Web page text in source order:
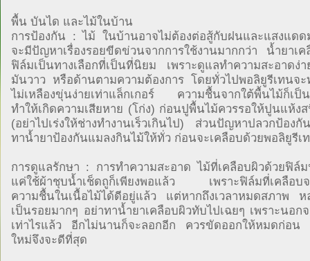
พื้น บันได และไม้ในบ้าน
การป้องกัน : ไม้ ในบ้านอาจไม่ต้องต่อสู้กับฝนและแสงแด
จะมีปัญหาเรื่องรอยขีดข่วนจากการใช้งานมากกว่า น้ำยาเ
ฟิล์มเป็นทางเลือกที่เป็นที่นิยม เพราะดูแลทำความสะอาดง่
มันวาว หรือด้านตามความต้องการ โดยทั่วไปพอลิยูรีเทนจ
ไม่เหลืองขุ่นง่ายเท่าแล็กเกอร์ ความชื้นจากใต้พื้นไม้ก็เป็
ทำให้เกิดความเสียหาย (โก่ง) ก่อนปูพื้นไม้ควรรอให้ปูนแห้ง
(อย่าไปเร่งให้ช่างทำงานเร็วเกินไป) ส่วนปัญหาปลวกป้องกั
ทาน้ำยาป้องกันแมลงกินไม้ให้ทั่ว ก่อนจะเคลือบด้วยพอลิยูรีเ
การดูแลรักษา : การทำความสะอาด ไม้ที่เคลือบผิวด้วยฟิล์
แค่ใช้ผ้าชุบน้ำเช็ดถูก็เพียงพอแล้ว เพราะฟิล์มที่เคลือบจ
ความชื้นในเนื้อไม้ได้ดีอยู่แล้ว แต่หากถึงเวลาหมดสภาพ ห
เป็นรอยมากๆ อย่าทาน้ำยาเคลือบผิวทับไปเฉยๆ เพราะนอก
เท่าไรแล้ว อีกไม่นานก็จะลอกอีก ควรขัดออกให้หมดก่อน
ใหม่จึงจะดีที่สุด